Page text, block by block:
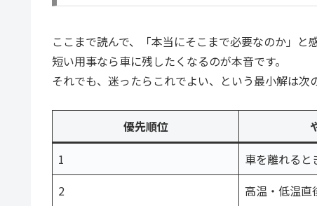
ここまで読んで、「本当にそこまで必要なのか」と
短い用事なら車に残したくなるのが本音です。
それでも、迷ったらこれでよい、という最小解は次
優先順位
1
車を離れると
2
高温・低温直